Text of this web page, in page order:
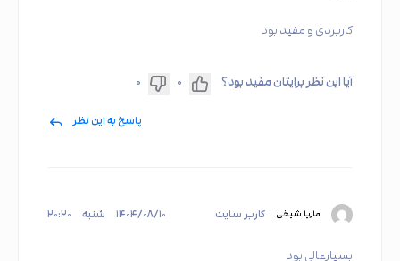
کاربردی و مفید بود
آیا این نظر برایتان مفید بود؟ ۰ ۰
پاسخ به این نظر
ماریا شیخی کاربر سایت ۱۴۰۴/۰۸/۱۰ شنبه ۲۰:۲۰
بسیارعالی بود